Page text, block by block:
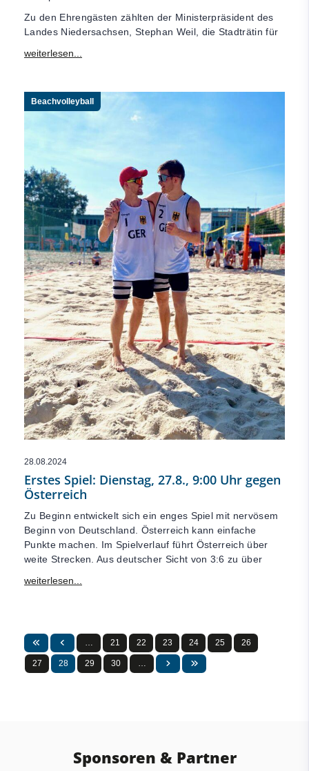
Zu den Ehrengästen zählten der Ministerpräsident des
Landes Niedersachsen, Stephan Weil, die Stadträtin für
Beachvolleyball
28.08.2024
Erstes Spiel: Dienstag, 27.8., 9:00 Uhr gegen
Österreich
Zu Beginn entwickelt sich ein enges Spiel mit nervösem
Beginn von Deutschland. Österreich kann einfache
Punkte machen. Im Spielverlauf führt Österreich über
weite Strecken. Aus deutscher Sicht von 3:6 zu über
21 22 23 24 25 26
27 28 29 30
Sponsoren & Partner